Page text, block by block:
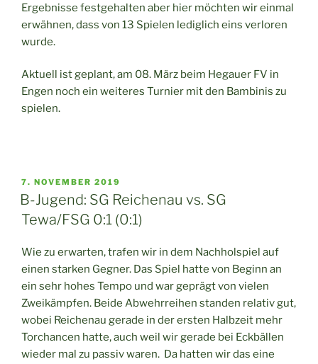
Ergebnisse festgehalten aber hier möchten wir einmal
erwähnen, dass von 13 Spielen lediglich eins verloren
wurde.
Aktuell ist geplant, am 08. März beim Hegauer FV in
Engen noch ein weiteres Turnier mit den Bambinis zu
spielen.
VERÖFFENTLICHT
AM
7. NOVEMBER 2019
B-Jugend: SG Reichenau vs. SG
Tewa/FSG 0:1 (0:1)
Wie zu erwarten, trafen wir in dem Nachholspiel auf
einen starken Gegner. Das Spiel hatte von Beginn an
ein sehr hohes Tempo und war geprägt von vielen
Zweikämpfen. Beide Abwehrreihen standen relativ gut,
wobei Reichenau gerade in der ersten Halbzeit mehr
Torchancen hatte, auch weil wir gerade bei Eckbällen
wieder mal zu passiv waren. Da hatten wir das eine